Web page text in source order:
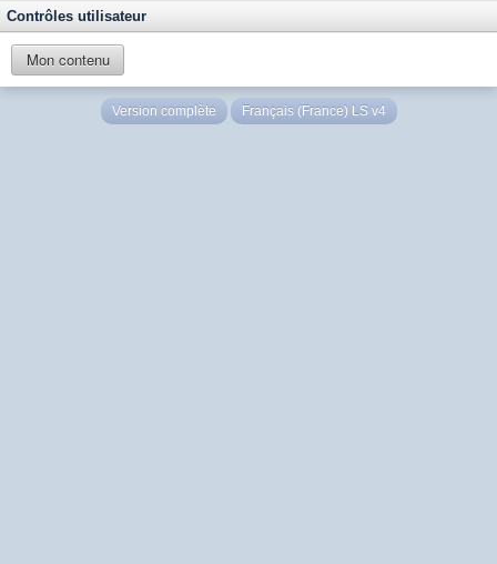
Contrôles utilisateur
Mon contenu
Version complète Français (France) LS v4